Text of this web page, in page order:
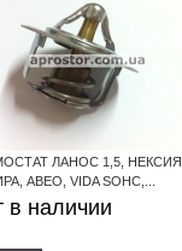
ЛАНОС 1,5, НЕКСИЯ,
АВЕО, VIDA SOHC,...
в наличии